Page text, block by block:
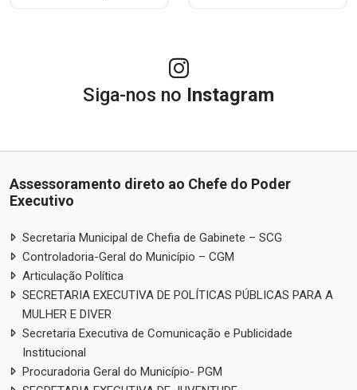
Siga-nos no Instagram
Assessoramento direto ao Chefe do Poder
Executivo
Secretaria Municipal de Chefia de Gabinete – SCG
Controladoria-Geral do Município – CGM
Articulação Política
SECRETARIA EXECUTIVA DE POLÍTICAS PÚBLICAS PARA A
MULHER E DIVER
Secretaria Executiva de Comunicação e Publicidade
Institucional
Procuradoria Geral do Município- PGM